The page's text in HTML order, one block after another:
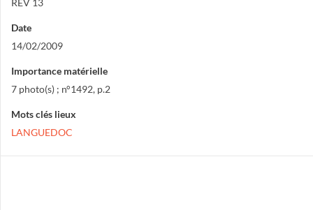
REV 13
Date
14/02/2009
Importance matérielle
7 photo(s) ; n°1492, p.2
Mots clés lieux
LANGUEDOC